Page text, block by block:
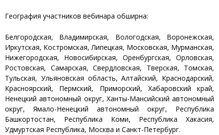
География участников вебинара обширна:
Белгородская, Владимирская, Вологодская, Воронежская,
Иркутская, Костромская, Липецкая, Московская, Мурманская,
Нижегородская, Новосибирская, Оренбургская, Орловская,
Ростовская, Самарская, Свердловская, Тверская, Томская,
Тульская, Ульяновская область, Алтайский, Краснодарский,
Красноярский, Пермский, Приморский, Хабаровский край,
Ненецкий автономный округ, Ханты-Мансийский автономный
округ, Ямало-Ненецкий автономный округ, Республика
Башкортостан, Республика Коми, Республика Хакасия,
Удмуртская Республика, Москва и Санкт-Петербург.